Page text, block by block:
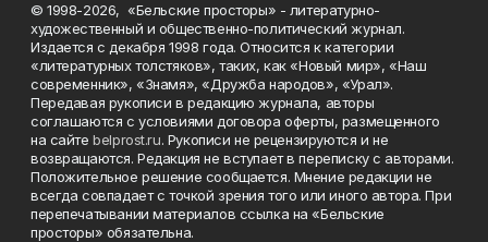
© 1998-2026, «Бельские просторы» - литературно-
художественный и общественно-политический журнал.
Издается с декабря 1998 года. Относится к категории
«литературных толстяков», таких, как «Новый мир», «Наш
современник», «Знамя», «Дружба народов», «Урал».
Передавая рукописи в редакцию журнала, авторы
соглашаются с условиями договора оферты, размещенного
на сайтеbelprost.ru. Рукописи не рецензируются и не
возвращаются. Редакция не вступает в переписку с авторами.
Положительное решение сообщается. Мнение редакции не
всегда совпадает с точкой зрения того или иного автора. При
перепечатывании материалов ссылка на «Бельские
просторы» обязательна.